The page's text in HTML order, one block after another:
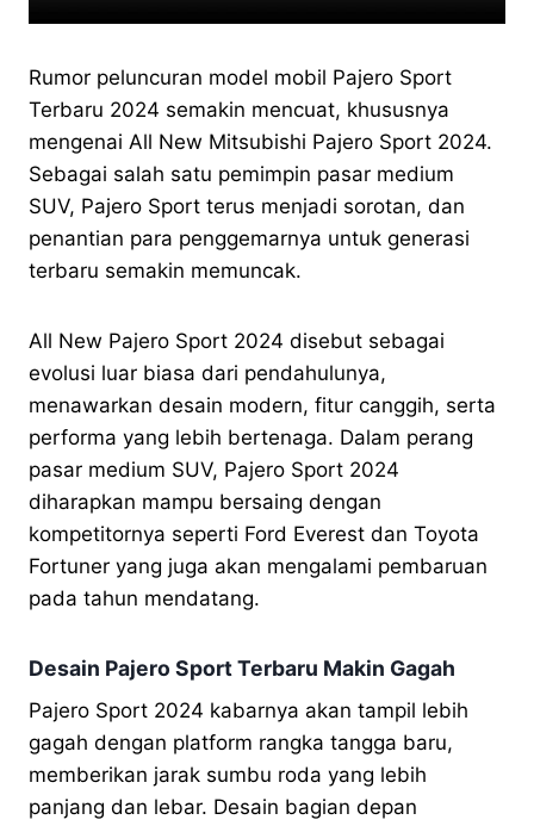
Rumor peluncuran model mobil Pajero Sport
Terbaru 2024 semakin mencuat, khususnya
mengenai All New Mitsubishi Pajero Sport 2024.
Sebagai salah satu pemimpin pasar medium
SUV, Pajero Sport terus menjadi sorotan, dan
penantian para penggemarnya untuk generasi
terbaru semakin memuncak.
All New Pajero Sport 2024 disebut sebagai
evolusi luar biasa dari pendahulunya,
menawarkan desain modern, fitur canggih, serta
performa yang lebih bertenaga. Dalam perang
pasar medium SUV, Pajero Sport 2024
diharapkan mampu bersaing dengan
kompetitornya seperti Ford Everest dan Toyota
Fortuner yang juga akan mengalami pembaruan
pada tahun mendatang.
Desain Pajero Sport Terbaru Makin Gagah
Pajero Sport 2024 kabarnya akan tampil lebih
gagah dengan platform rangka tangga baru,
memberikan jarak sumbu roda yang lebih
panjang dan lebar. Desain bagian depan